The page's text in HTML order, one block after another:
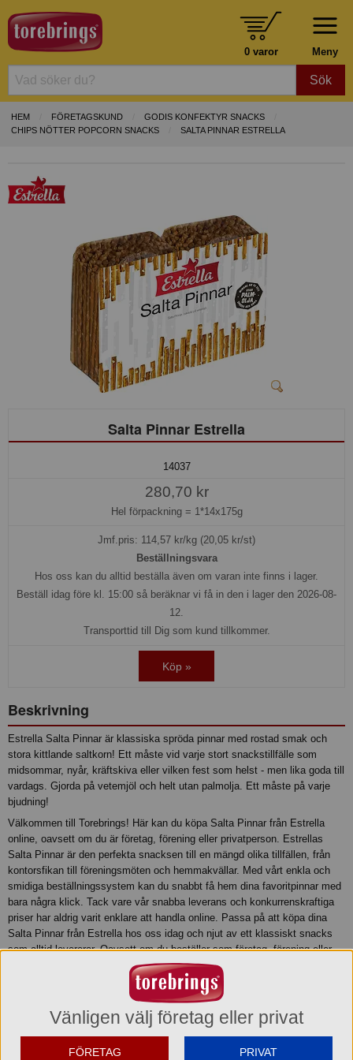
Meny
0 varor
Sök
HEM FÖRETAGSKUND
GODIS KONFEKTYR SNACKS
CHIPS NÖTTER POPCORN SNACKS
SALTA PINNAR ESTRELLA
Salta Pinnar Estrella
14037
280,70 kr
Hel förpackning = 1*14x175g
Jmf.pris: 114,57 kr/kg (20,05 kr/st)
Beställningsvara
Hos oss kan du alltid beställa även om varan inte finns i lager.
Beställ idag före kl. 15:00 så beräknar vi få in den i lager den 2026-08-
12.
Transporttid till Dig som kund tillkommer.
Köp »
Beskrivning
Estrella Salta Pinnar är klassiska spröda pinnar med rostad smak och
stora kittlande saltkorn! Ett måste vid varje stort snackstillfälle som
midsommar, nyår, kräftskiva eller vilken fest som helst - men lika goda till
vardags. Gjorda på vetemjöl och helt utan palmolja. Ett måste på varje
bjudning!
Välkommen till Torebrings! Här kan du köpa Salta Pinnar från Estrella
online, oavsett om du är företag, förening eller privatperson. Estrellas
Salta Pinnar är den perfekta snacksen till en mängd olika tillfällen, från
kontorsfikan till föreningsmöten och hemmakvällar. Med vårt enkla och
smidiga beställningssystem kan du snabbt få hem dina favoritpinnar med
bara några klick. Tack vare vår snabba leverans och konkurrenskraftiga
priser har aldrig varit enklare att handla online. Passa på att köpa dina
Salta Pinnar från Estrella hos oss idag och njut av ett klassiskt snacks
som alltid levererar. Oavsett om du beställer som företag, förening eller
privatperson erbjuder vi flexibla lösningar som passar just dina behov.
Produktinformation
Relaterade sökord
Salta Pinnar Pinnes
Salted
Vänligen välj företag eller privat
FÖRETAG PRIVAT